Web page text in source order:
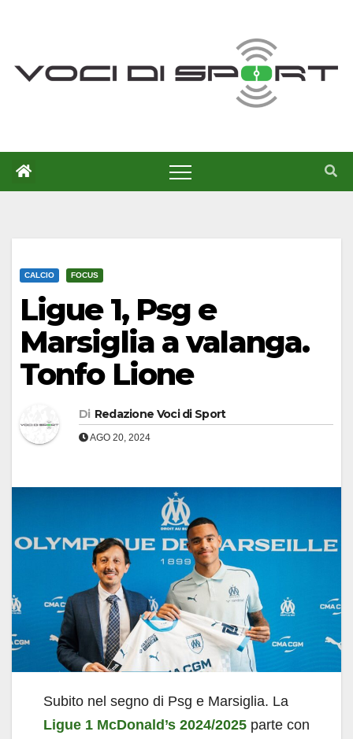
CALCIO FOCUS
Ligue 1, Psg e
Marsiglia a valanga.
Tonfo Lione
Di Redazione Voci di Sport
AGO 20, 2024
Subito nel segno di Psg e Marsiglia. La
Ligue 1 McDonald’s 2024/2025 parte con